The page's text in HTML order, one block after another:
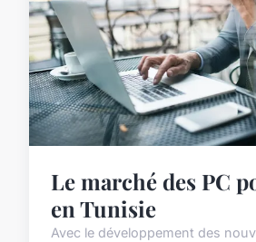
Le marché des PC
en Tunisie
Avec le développement des